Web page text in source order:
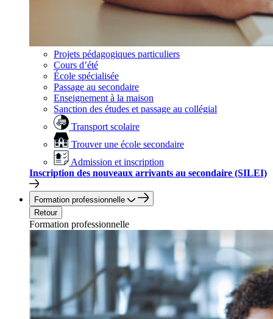
Projets pédagogiques particuliers
Cours d’été
École spécialisée
Passage au secondaire
Enseignement à la maison
Sanction des études et passage au collégial
Transport scolaire
Trouver une école secondaire
Admission et inscription
Inscription des nouveaux arrivants au secondaire (SILEI)
Formation professionnelle
Retour
Formation professionnelle